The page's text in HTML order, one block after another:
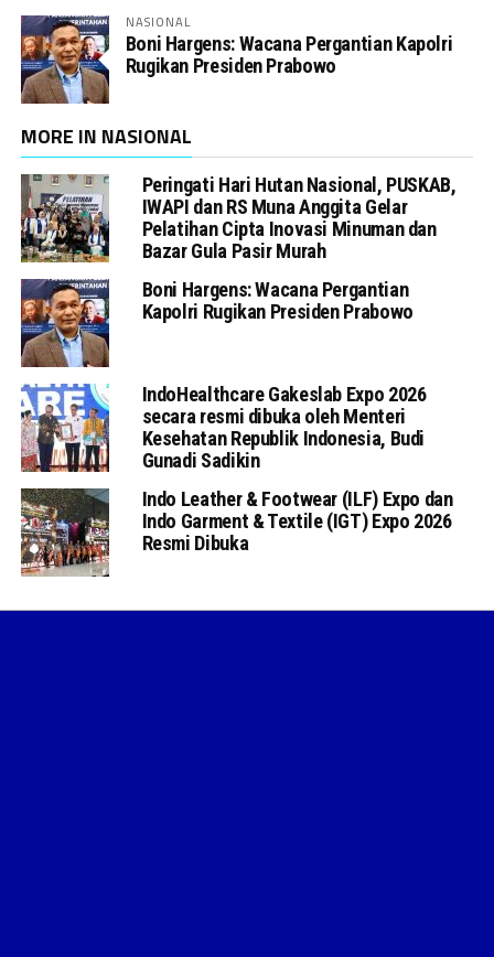
NASIONAL
Boni Hargens: Wacana Pergantian Kapolri
Rugikan Presiden Prabowo
MORE IN NASIONAL
Peringati Hari Hutan Nasional, PUSKAB,
IWAPI dan RS Muna Anggita Gelar
Pelatihan Cipta Inovasi Minuman dan
Bazar Gula Pasir Murah
Boni Hargens: Wacana Pergantian
Kapolri Rugikan Presiden Prabowo
IndoHealthcare Gakeslab Expo 2026
secara resmi dibuka oleh Menteri
Kesehatan Republik Indonesia, Budi
Gunadi Sadikin
Indo Leather & Footwear (ILF) Expo dan
Indo Garment & Textile (IGT) Expo 2026
Resmi Dibuka